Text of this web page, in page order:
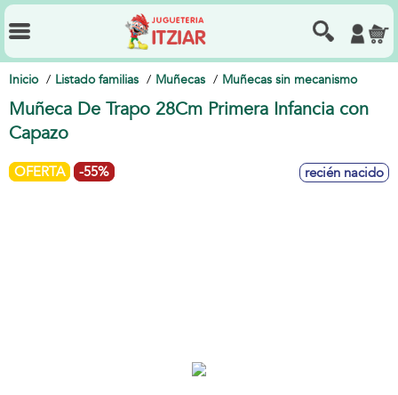
Inicio Listado familias Muñecas Muñecas sin mecanismo
Muñeca De Trapo 28Cm Primera Infancia con
Capazo
OFERTA -55% recién nacido